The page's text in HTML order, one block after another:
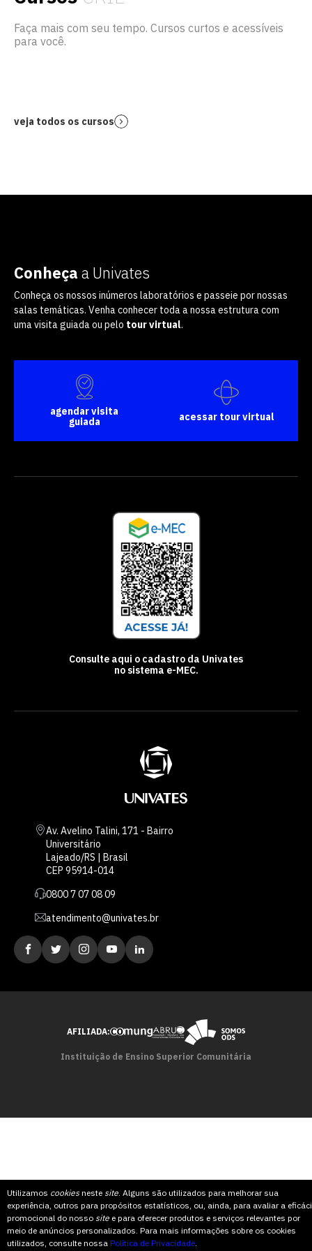
Utilizamos cookiesneste site. Alguns são utilizados para melhorar sua
experiência, outros para propósitos estatísticos, ou, ainda, para avaliar a
promocional do nosso site e para oferecer produtos e serviços relevantes por
meio de anúncios personalizados. Para mais informações sobre os cookies
utilizados, consulte nossa Política de Privacidade.
Faça mais com seu tempo. Cursos curtos e acessíveis
para você.
veja todos os cursos
Conheça a Univates
Conheça os nossos inúmeros laboratórios e passeie por nossas
salas temáticas. Venha conhecer toda a nossa estrutura com
uma visita guiada ou pelo tour virtual.
agendar visita
guiada
acessar tour virtual
Consulte aqui o cadastro da Univates
no sistema e-MEC.
Av. Avelino Talini, 171 - Bairro
Universitário
Lajeado/RS | Brasil
CEP 95914-014
0800 7 07 08 09
atendimento@univates.br
AFILIADA:
Instituição de Ensino Superior Comunitária